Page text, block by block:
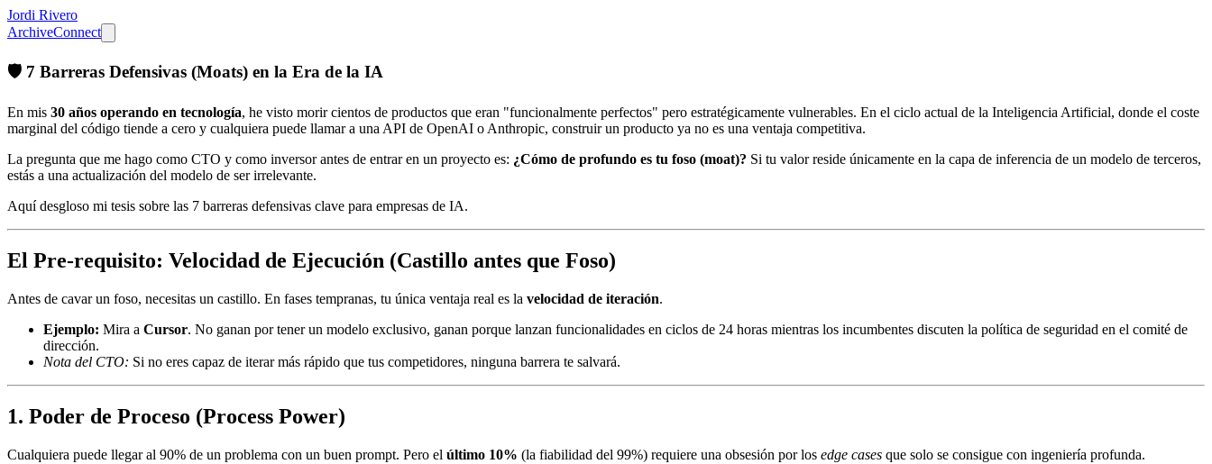
Jordi Rivero
ArchiveConnect
🛡️ 7 Barreras Defensivas (Moats) en la Era de la IA
En mis 30 años operando en tecnología, he visto morir cientos de productos que eran "funcionalmente perfectos" pero estratégicamente vulnerables. En el ciclo actual de la Inteligencia Artificial, donde el coste
marginal del código tiende a cero y cualquiera puede llamar a una API de OpenAI o Anthropic, construir un producto ya no es una ventaja competitiva.
La pregunta que me hago como CTO y como inversor antes de entrar en un proyecto es: ¿Cómo de profundo es tu foso (moat)? Si tu valor reside únicamente en la capa de inferencia de un modelo de terceros,
estás a una actualización del modelo de ser irrelevante.
Aquí desgloso mi tesis sobre las 7 barreras defensivas clave para empresas de IA.
El Pre-requisito: Velocidad de Ejecución (Castillo antes que Foso)
Antes de cavar un foso, necesitas un castillo. En fases tempranas, tu única ventaja real es la velocidad de iteración.
Ejemplo: Mira a Cursor. No ganan por tener un modelo exclusivo, ganan porque lanzan funcionalidades en ciclos de 24 horas mientras los incumbentes discuten la política de seguridad en el comité de
dirección.
Nota del CTO: Si no eres capaz de iterar más rápido que tus competidores, ninguna barrera te salvará.
1. Poder de Proceso (Process Power)
Cualquiera puede llegar al 90% de un problema con un buen prompt. Pero el último 10% (la fiabilidad del 99%) requiere una obsesión por los edge cases que solo se consigue con ingeniería profunda.